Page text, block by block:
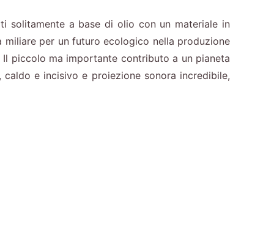
solitamente a base di olio con un materiale in
per un futuro ecologico nella produzione
piccolo ma importante contributo a un pianeta
e incisivo e proiezione sonora incredibile,